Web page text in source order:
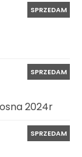
SPRZEDAM
SPRZEDAM
2024r
SPRZEDAM